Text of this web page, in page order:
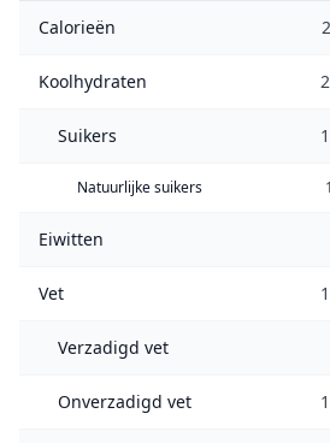
Calorieën
Koolhydraten
Suikers
Natuurlijke suikers
Eiwitten
Vet
Verzadigd vet
Onverzadigd vet